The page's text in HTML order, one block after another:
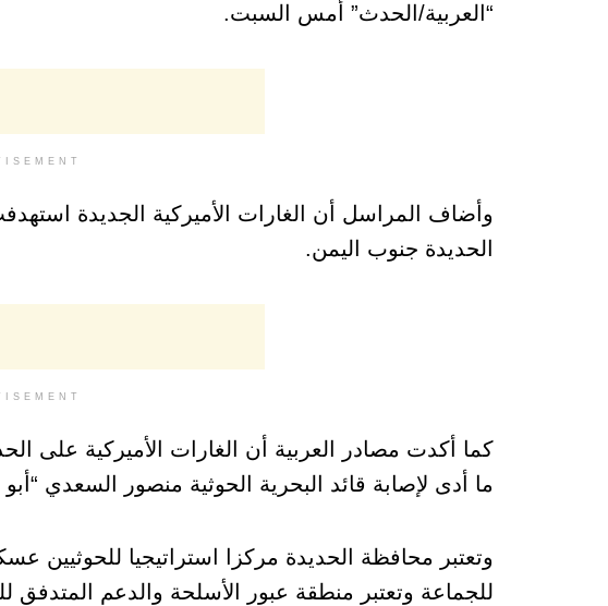
“العربية/الحدث” أمس السبت.
وأضاف المراسل أن الغارات الأميركية الجديدة
الحديدة جنوب اليمن.
كما أكدت مصادر العربية أن الغارات الأميركية على
ما أدى لإصابة قائد البحرية الحوثية منصور السعدي “أبو
وتعتبر محافظة الحديدة مركزا استراتيجيا للحوثيين
للجماعة وتعتبر منطقة عبور الأسلحة والدعم